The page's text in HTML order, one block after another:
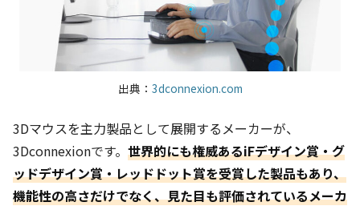
出典： 3dconnexion.com
3Dマウスを主力製品として展開するメーカーが、
3Dconnexionです。 世界的にも権威あるiFデザイン賞・グ
ッドデザイン賞・レッドドット賞を受賞した製品もあり、
機能性の高さだけでなく、見た目も評価されているメーカ